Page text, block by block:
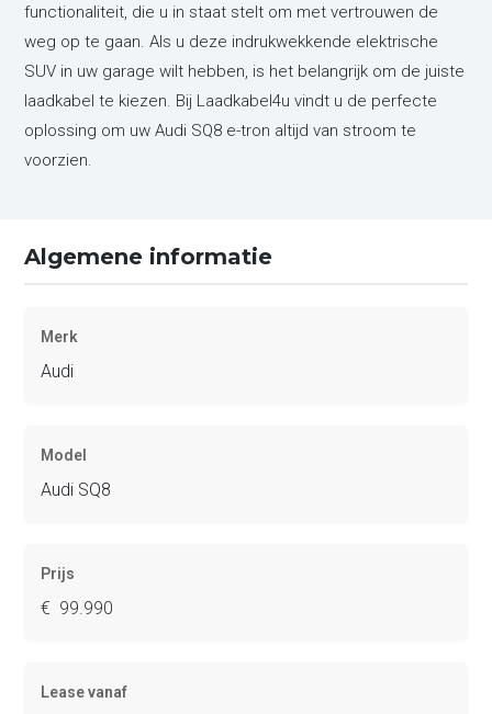
functionaliteit, die u in staat stelt om met vertrouwen de
weg op te gaan. Als u deze indrukwekkende elektrische
SUV in uw garage wilt hebben, is het belangrijk om de juiste
laadkabel te kiezen. Bij Laadkabel4u vindt u de perfecte
oplossing om uw Audi SQ8 e-tron altijd van stroom te
voorzien.
Algemene informatie
Merk
Audi
Model
Audi SQ8
Prijs
€ 99.990
Lease vanaf